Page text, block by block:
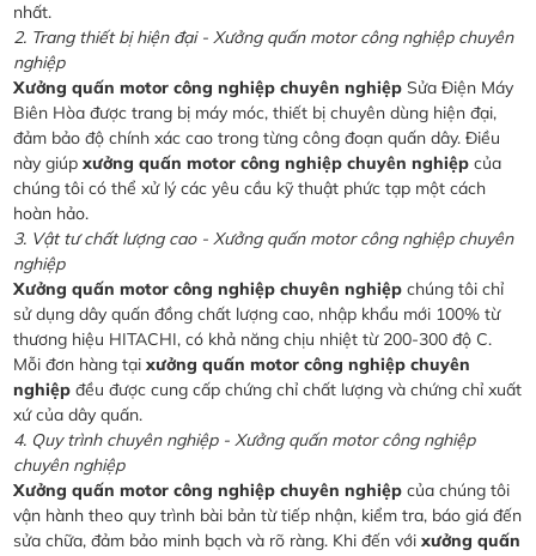
nhất.
2. Trang thiết bị hiện đại - Xưởng quấn motor công nghiệp chuyên
nghiệp
Xưởng quấn motor công nghiệp chuyên nghiệp Sửa Điện Máy
Biên Hòa được trang bị máy móc, thiết bị chuyên dùng hiện đại,
đảm bảo độ chính xác cao trong từng công đoạn quấn dây. Điều
này giúpxưởng quấn motor công nghiệp chuyên nghiệp của
chúng tôi có thể xử lý các yêu cầu kỹ thuật phức tạp một cách
hoàn hảo.
3. Vật tư chất lượng cao - Xưởng quấn motor công nghiệp chuyên
nghiệp
Xưởng quấn motor công nghiệp chuyên nghiệp chúng tôi chỉ
sử dụng dây quấn đồng chất lượng cao, nhập khẩu mới 100% từ
thương hiệu HITACHI, có khả năng chịu nhiệt từ 200-300 độ C.
Mỗi đơn hàng tạixưởng quấn motor công nghiệp chuyên
nghiệp đều được cung cấp chứng chỉ chất lượng và chứng chỉ xuất
xứ của dây quấn.
4. Quy trình chuyên nghiệp - Xưởng quấn motor công nghiệp
chuyên nghiệp
Xưởng quấn motor công nghiệp chuyên nghiệp của chúng tôi
vận hành theo quy trình bài bản từ tiếp nhận, kiểm tra, báo giá đến
sửa chữa, đảm bảo minh bạch và rõ ràng. Khi đến vớixưởng quấn